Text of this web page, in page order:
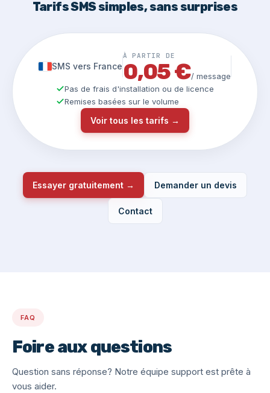
Tarifs SMS simples, sans surprises
SMS vers France
À PARTIR DE
0,05 €/ message
Pas de frais d'installation ou de licence
Remises basées sur le volume
Voir tous les tarifs →
Essayer gratuitement → Demander un devis
Contact
FAQ
Foire aux questions
Question sans réponse? Notre équipe support est prête à
vous aider.